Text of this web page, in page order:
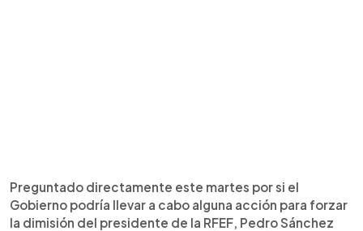
Preguntado directamente este martes por si el
Gobierno podría llevar a cabo alguna acción para forzar
la dimisión del presidente de la RFEF, Pedro Sánchez